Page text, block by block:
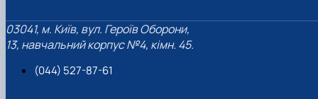
03041, м. Київ, вул. Героїв Оборони,
13, навчальний корпус №4, кімн. 45.
(044) 527-87-61